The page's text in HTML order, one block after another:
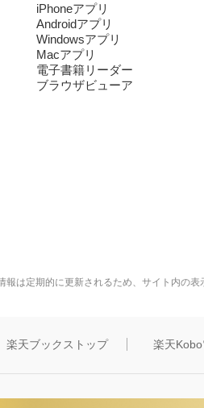
iPhoneアプリ
Androidアプリ
Windowsアプリ
Macアプリ
電子書籍リーダー
ブラウザビューア
報は定期的に更新されるため、サイト内の
楽天ブックストップ 楽天